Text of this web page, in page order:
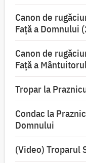
Canon de
Faţă a Domnului
Canon de
Față a
Tropar la
Condac la
Domnului
(Video) Troparul